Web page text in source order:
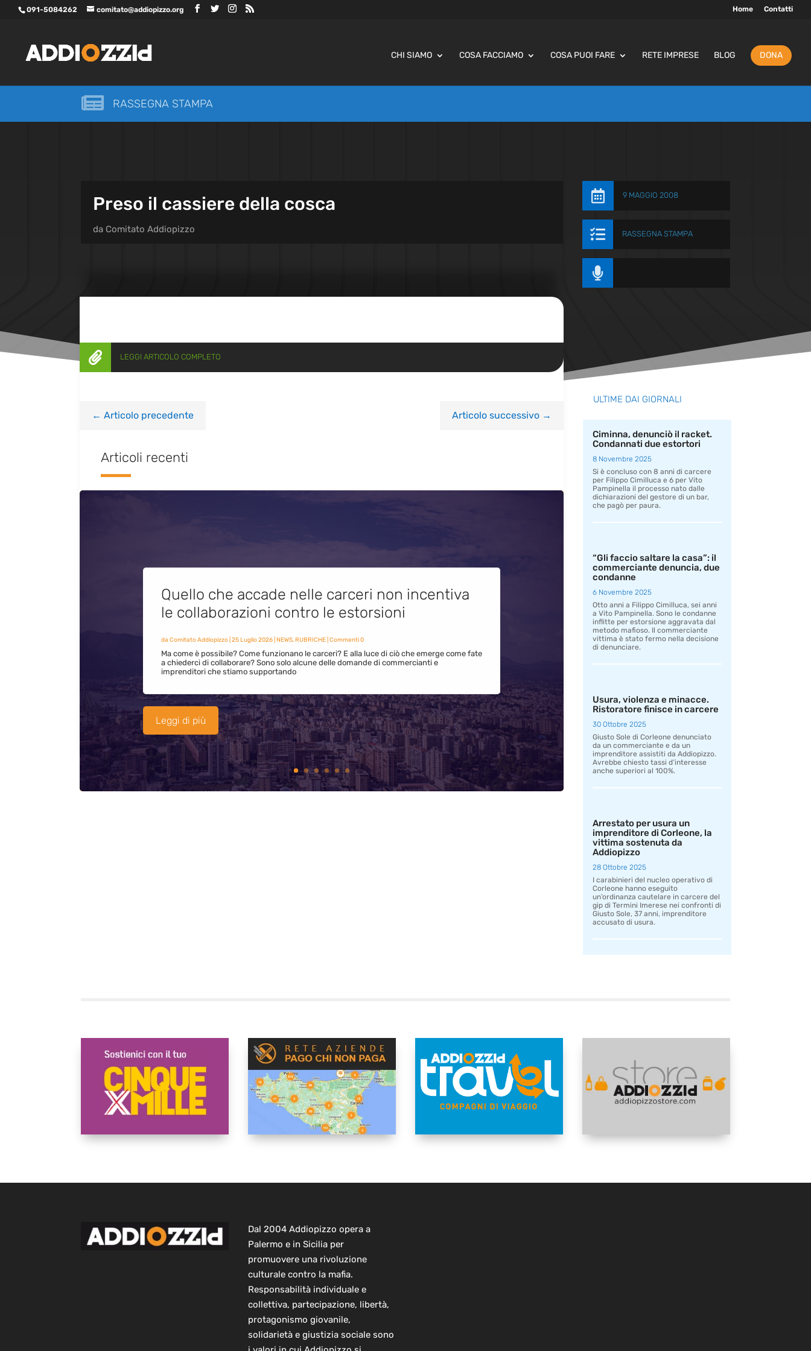
091-5084262 comitato@addiopizzo.org Home Contatti
CHI SIAMO COSA FACCIAMO COSA PUOI FARE RETE IMPRESE BLOG DONA
 RASSEGNA STAMPA
Preso il cassiere della cosca
da Comitato Addiopizzo
 9 MAGGIO 2008
 RASSEGNA STAMPA

 LEGGI ARTICOLO COMPLETO
← Articolo precedente Articolo successivo→
Articoli recenti
Quello che accade nelle carceri non incentiva
le collaborazioni contro le estorsioni
da Comitato Addiopizzo| 25 Luglio 2026| NEWS,RUBRICHE| Commenti 0
Ma come è possibile? Come funzionano le carceri? E alla luce di ciò che emerge come fate
a chiederci di collaborare? Sono solo alcune delle domande di commercianti e
imprenditori che stiamo supportando
Leggi di più
ULTIME DAI GIORNALI
Ciminna, denunciò il racket.
Condannati due estortori
8 Novembre 2025
Si è concluso con 8 anni di carcere
per Filippo Cimilluca e 6 per Vito
Pampinella il processo nato dalle
dichiarazioni del gestore di un bar,
che pagò per paura.
“Gli faccio saltare la casa”: il
commerciante denuncia, due
condanne
6 Novembre 2025
Otto anni a Filippo Cimilluca, sei anni
a Vito Pampinella. Sono le condanne
inflitte per estorsione aggravata dal
metodo mafioso. Il commerciante
vittima è stato fermo nella decisione
di denunciare.
Usura, violenza e minacce.
Ristoratore finisce in carcere
30 Ottobre 2025
Giusto Sole di Corleone denunciato
da un commerciante e da un
imprenditore assistiti da Addiopizzo.
Avrebbe chiesto tassi d’interesse
anche superiori al 100%.
Arrestato per usura un
imprenditore di Corleone, la
vittima sostenuta da
Addiopizzo
28 Ottobre 2025
I carabinieri del nucleo operativo di
Corleone hanno eseguito
un’ordinanza cautelare in carcere del
gip di Termini Imerese nei confronti di
Giusto Sole, 37 anni, imprenditore
accusato di usura.
Dal 2004 Addiopizzo opera a
Palermo e in Sicilia per
promuovere una rivoluzione
culturale contro la mafia.
Responsabilità individuale e
collettiva, partecipazione, libertà,
protagonismo giovanile,
solidarietà e giustizia sociale sono